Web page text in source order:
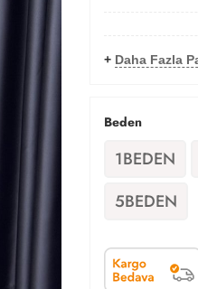
+ Daha Fazla
Beden
1BEDEN
5BEDEN